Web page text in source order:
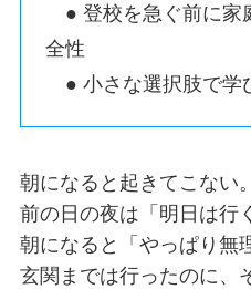
● 登校を急ぐ前に家
全性
● 小さな選択肢で学
朝になると起きてこない。
前の日の夜は「明日は行
朝になると「やっぱり無
玄関までは行ったのに、